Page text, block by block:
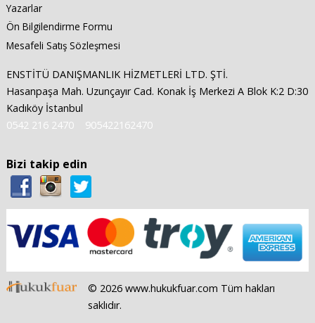
Yazarlar
Ön Bilgilendirme Formu
Mesafeli Satış Sözleşmesi
ENSTİTÜ DANIŞMANLIK HİZMETLERİ LTD. ŞTİ.
Hasanpaşa Mah. Uzunçayır Cad. Konak İş Merkezi A Blok K:2 D:30
Kadıköy İstanbul
0542 216 2470
905422162470
Bizi takip edin
© 2026 www.hukukfuar.com Tüm hakları
saklıdır.